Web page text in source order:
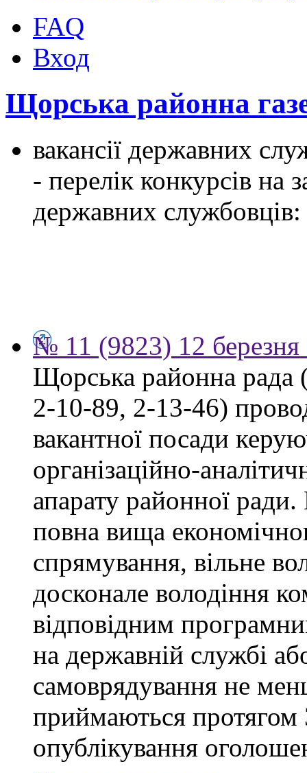
FAQ
Вход
Щорська районна
вакансії державних
- перелік конкурсів на
державних службовців:
№ 11 (9823) 12 березня
Щорська районна рада
2-10-89, 2-13-46)
вакантної посади
організаційно-
апарату районної
повна вища
спрямування, вільне
досконале володіння
відповідним
на державній службі
самоврядування не
приймаються протягом
опублікування